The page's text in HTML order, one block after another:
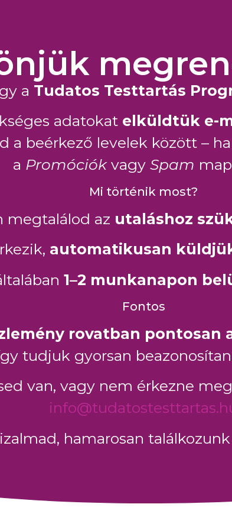
a Tudatos Testtartás
adatokat elküldtük e-
a beérkező levelek között –
a Promóciókvagy Spam
Mi történik most?
megtalálod az utaláshoz
automatikusan
1–2 munkanapon
Fontos
rovatban pontosan
tudjuk gyorsan
van, vagy nem érkezne
hamarosan